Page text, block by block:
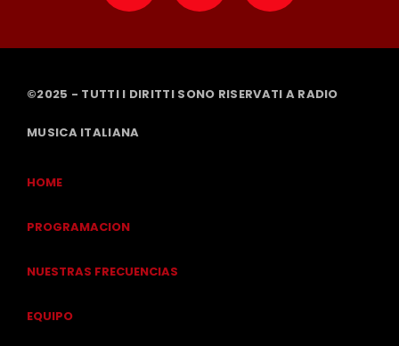
©2025 - TUTTI I DIRITTI SONO RISERVATI A RADIO
MUSICA ITALIANA
HOME
PROGRAMACION
NUESTRAS FRECUENCIAS
EQUIPO